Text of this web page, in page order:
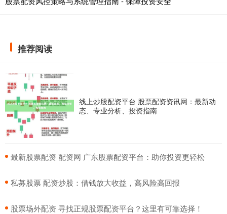
推荐阅读
线上炒股配资平台 股票配资资讯网：最新动
态、专业分析、投资指南
​最新股票配资 配资网 广东股票配资平台：助你投资更轻松
​私募股票 配资炒股：借钱放大收益，高风险高回报
​股票场外配资 寻找正规股票配资平台？这里有可靠选择！